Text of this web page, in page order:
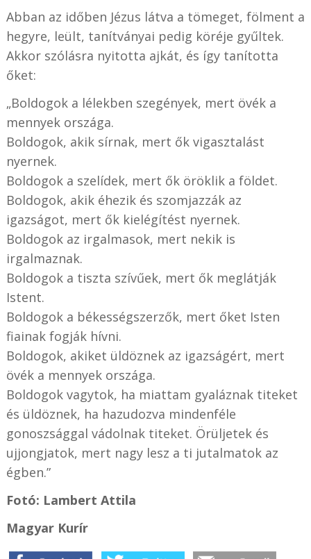
Abban az időben Jézus látva a tömeget, fölment a
hegyre, leült, tanítványai pedig köréje gyűltek.
Akkor szólásra nyitotta ajkát, és így tanította
őket:
„Boldogok a lélekben szegények, mert övék a
mennyek országa.
Boldogok, akik sírnak, mert ők vigasztalást
nyernek.
Boldogok a szelídek, mert ők öröklik a földet.
Boldogok, akik éhezik és szomjazzák az
igazságot, mert ők kielégítést nyernek.
Boldogok az irgalmasok, mert nekik is
irgalmaznak.
Boldogok a tiszta szívűek, mert ők meglátják
Istent.
Boldogok a békességszerzők, mert őket Isten
fiainak fogják hívni.
Boldogok, akiket üldöznek az igazságért, mert
övék a mennyek országa.
Boldogok vagytok, ha miattam gyaláznak titeket
és üldöznek, ha hazudozva mindenféle
gonoszsággal vádolnak titeket. Örüljetek és
ujjongjatok, mert nagy lesz a ti jutalmatok az
égben.”
Fotó: Lambert Attila
Magyar Kurír